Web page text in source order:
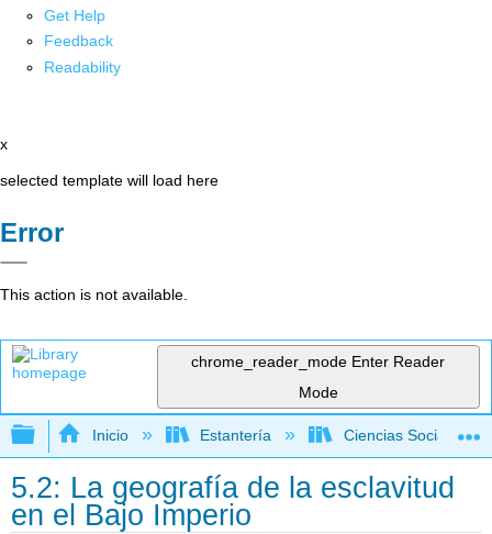
Get Help
Feedback
Readability
x
selected template will load here
Error
This action is not available.
chrome_reader_mode Enter Reader
Mode
Expandir/contraer jerarquía global
Inicio Estantería Ciencias Sociales
5.2: La geografía de la esclavitud
en el Bajo Imperio